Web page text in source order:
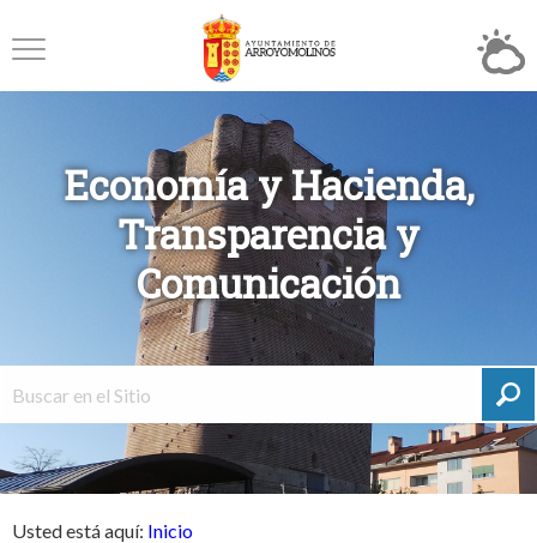
Economía y Hacienda,
Transparencia y
Comunicación
Usted está aquí: Inicio